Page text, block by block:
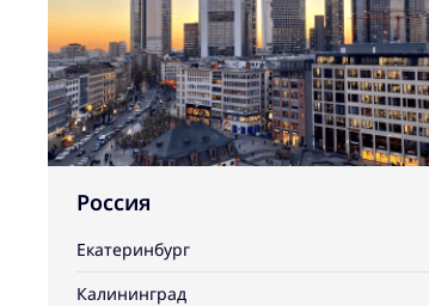
Россия
Екатеринбург
Калининград